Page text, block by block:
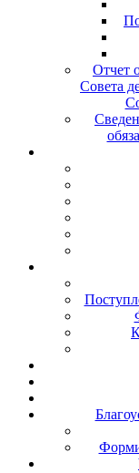
Отчет
Совета